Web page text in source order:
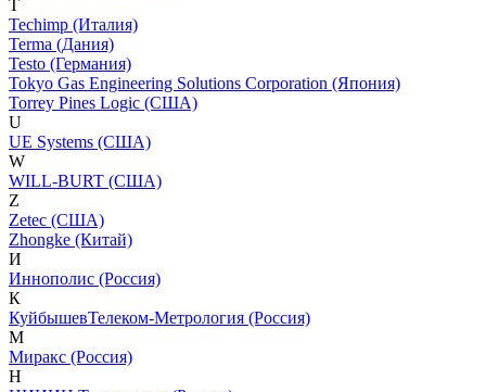
T
Techimp (Италия)
Terma (Дания)
Testo (Германия)
Tokyo Gas Engineering Solutions Corporation (Япония)
Torrey Pines Logic (США)
U
UE Systems (США)
W
WILL-BURT (США)
Z
Zetec (США)
Zhongke (Китай)
И
Иннополис (Россия)
К
КуйбышевТелеком-Метрология (Россия)
М
Миракс (Россия)
Н